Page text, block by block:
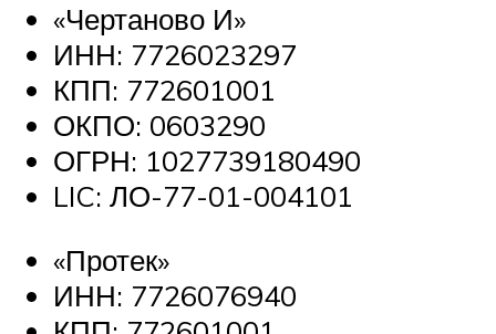
«Чертаново И»
ИНН: 7726023297
КПП: 772601001
ОКПО: 0603290
ОГРН: 1027739180490
LIC: ЛО-77-01-004101
«Протек»
ИНН: 7726076940